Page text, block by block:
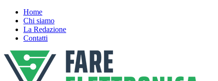
Home
Chi siamo
La Redazione
Contatti